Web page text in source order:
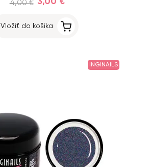
4,00 €
Vložiť do košíka
INGINAILS